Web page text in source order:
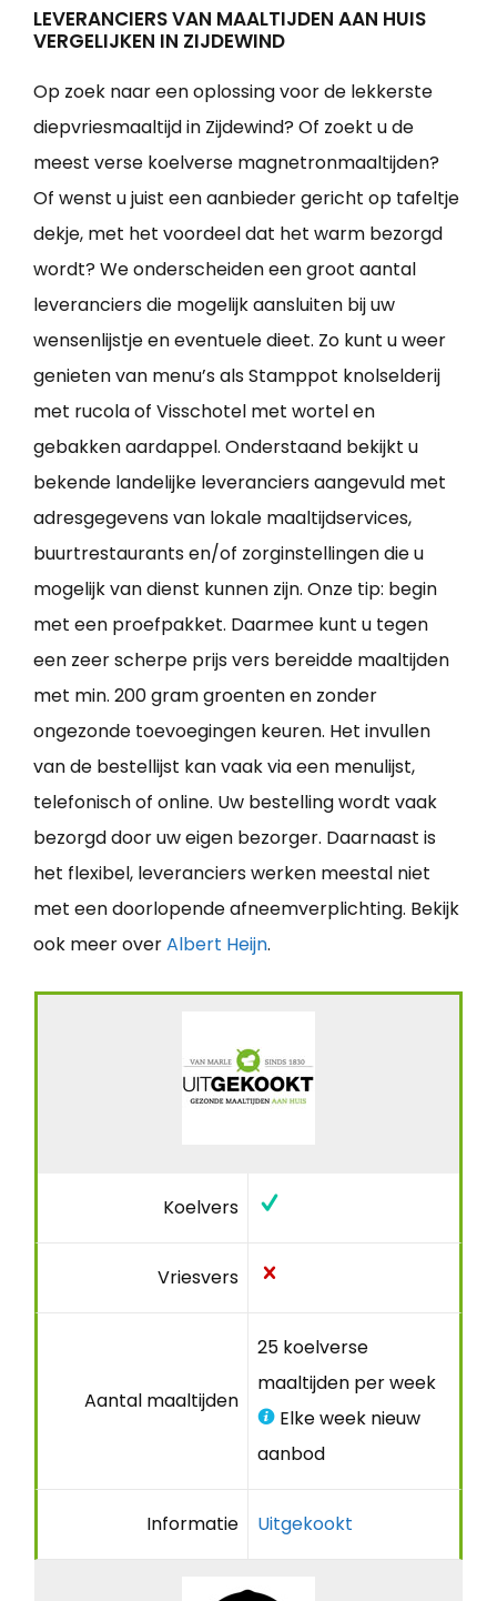
LEVERANCIERS VAN MAALTIJDEN AAN HUIS
VERGELIJKEN IN ZIJDEWIND
Op zoek naar een oplossing voor de lekkerste
diepvriesmaaltijd in Zijdewind? Of zoekt u de
meest verse koelverse magnetronmaaltijden?
Of wenst u juist een aanbieder gericht op tafeltje
dekje, met het voordeel dat het warm bezorgd
wordt? We onderscheiden een groot aantal
leveranciers die mogelijk aansluiten bij uw
wensenlijstje en eventuele dieet. Zo kunt u weer
genieten van menu’s als Stamppot knolselderij
met rucola of Visschotel met wortel en
gebakken aardappel. Onderstaand bekijkt u
bekende landelijke leveranciers aangevuld met
adresgegevens van lokale maaltijdservices,
buurtrestaurants en/of zorginstellingen die u
mogelijk van dienst kunnen zijn. Onze tip: begin
met een proefpakket. Daarmee kunt u tegen
een zeer scherpe prijs vers bereidde maaltijden
met min. 200 gram groenten en zonder
ongezonde toevoegingen keuren. Het invullen
van de bestellijst kan vaak via een menulijst,
telefonisch of online. Uw bestelling wordt vaak
bezorgd door uw eigen bezorger. Daarnaast is
het flexibel, leveranciers werken meestal niet
met een doorlopende afneemverplichting. Bekijk
ook meer overAlbert Heijn.
Koelvers
Vriesvers
Aantal maaltijden
25 koelverse
maaltijden per week
Elke week nieuw
aanbod
Informatie Uitgekookt